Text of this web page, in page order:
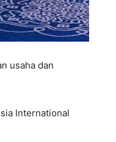
usaha dan
International